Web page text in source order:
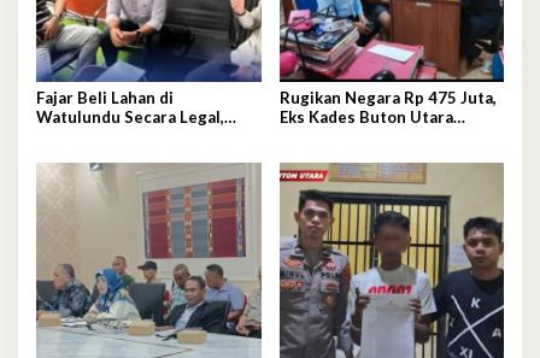
Fajar Beli Lahan di
Watulundu Secara Legal,
Rugikan Negara Rp 475 Juta,
Eks Kades Buton Utara